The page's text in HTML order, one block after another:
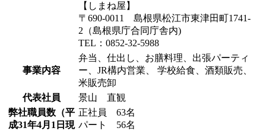
【しまね屋】
〒690-0011 島根県松江市東津田町1741-
2（島根県庁合同庁舎内)
TEL：0852-32-5988
事業内容
弁当、仕出し、お膳料理、出張パーティ
ー、JR構内営業、 学校給食、酒類販売、
米販売卸
代表社員
景山 直観
弊社職員数（平
成31年4月1日現
正社員 63名
パート 56名